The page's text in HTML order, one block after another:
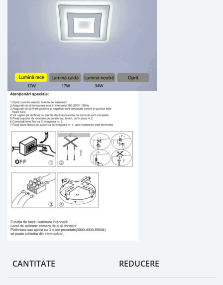
CANTITATE REDUCERE